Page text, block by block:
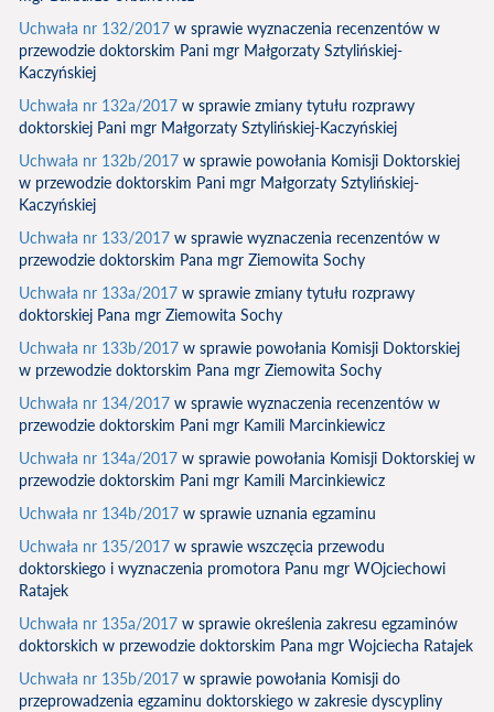
Uchwała nr 132/2017 w sprawie wyznaczenia recenzentów w
przewodzie doktorskim Pani mgr Małgorzaty Sztylińskiej-
Kaczyńskiej
Uchwała nr 132a/2017 w sprawie zmiany tytułu rozprawy
doktorskiej Pani mgr Małgorzaty Sztylińskiej-Kaczyńskiej
Uchwała nr 132b/2017 w sprawie powołania Komisji Doktorskiej
w przewodzie doktorskim Pani mgr Małgorzaty Sztylińskiej-
Kaczyńskiej
Uchwała nr 133/2017 w sprawie wyznaczenia recenzentów w
przewodzie doktorskim Pana mgr Ziemowita Sochy
Uchwała nr 133a/2017 w sprawie zmiany tytułu rozprawy
doktorskiej Pana mgr Ziemowita Sochy
Uchwała nr 133b/2017 w sprawie powołania Komisji Doktorskiej
w przewodzie doktorskim Pana mgr Ziemowita Sochy
Uchwała nr 134/2017 w sprawie wyznaczenia recenzentów w
przewodzie doktorskim Pani mgr Kamili Marcinkiewicz
Uchwała nr 134a/2017 w sprawie powołania Komisji Doktorskiej w
przewodzie doktorskim Pani mgr Kamili Marcinkiewicz
Uchwała nr 134b/2017 w sprawie uznania egzaminu
Uchwała nr 135/2017 w sprawie wszczęcia przewodu
doktorskiego i wyznaczenia promotora Panu mgr WOjciechowi
Ratajek
Uchwała nr 135a/2017 w sprawie określenia zakresu egzaminów
doktorskich w przewodzie doktorskim Pana mgr Wojciecha Ratajek
Uchwała nr 135b/2017 w sprawie powołania Komisji do
przeprowadzenia egzaminu doktorskiego w zakresie dyscypliny